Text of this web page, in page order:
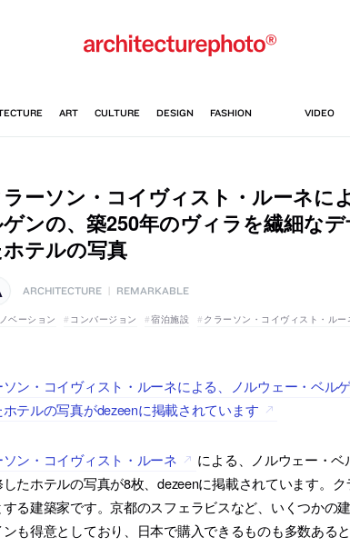
ーソン・コイヴィスト・ルーネに
ンの、築250年のヴィラを繊細な
テルの写真
ARCHITECTURE REMARKABLE
ベーション コンバージョン 宿泊施設 クラーソン・コイヴィスト・ルー
ソン・コイヴィスト・ルーネによる、ノルウェー・ベル
テルの写真がdezeenに掲載されています
ソン・コイヴィスト・ルーネ
による、ノルウェー・
したホテルの写真が8枚、dezeenに掲載されています。
る建築家です。京都のスフェラビスなど、いくつかの
も得意としており、日本で購入できるものも多数あると